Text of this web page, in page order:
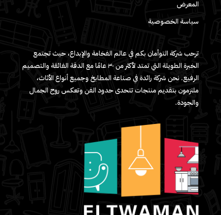
المعرض
سياسة الخصوصية
ترحب شركة التوأمان بكم في عالم الفخامة والإبداع، حيث تجتمع
الخبرة الطويلة التي تمتد لأكثر من ٣٠ عامًا مع الدقة الفائقة والتصميم
الرفيع. نحن شركة رائدة في صناعة المطابخ وجميع أنواع الأثاث،
ملتزمون بتقديم منتجات تتحدى حدود الفن وتعكس روح الجمال
والجودة.